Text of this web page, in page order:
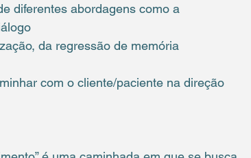
diferentes abordagens como a
da regressão de memória
com o cliente/paciente na direção